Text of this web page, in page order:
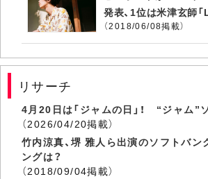
発表、1位は米津玄師「
（2018/06/08掲載）
リサーチ
4月20日は「ジャムの日」！ “ジャム”
（2026/04/20掲載）
竹内涼真、堺 雅人ら出演のソフトバン
ングは？
（2018/09/04掲載）